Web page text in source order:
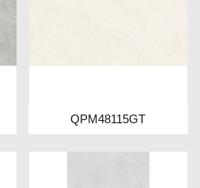
QPM48115GT